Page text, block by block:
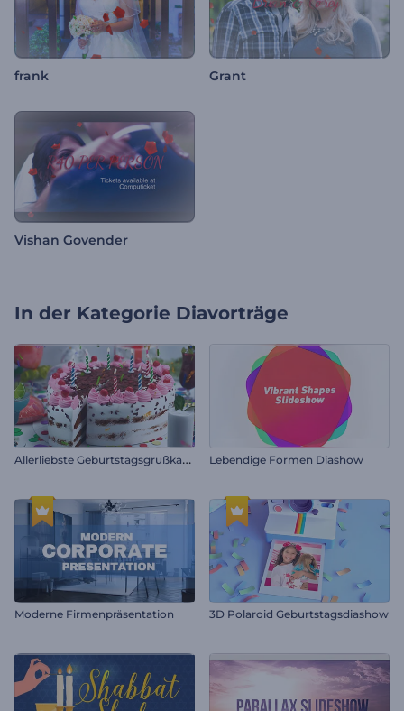
frank Grant
Vishan Govender
In der Kategorie Diavorträge
A
llerliebste Geburtstagsgrußkarte Lebendige Formen Diashow
Moderne Firmenpräsentation 3D Polaroid Geburtstagsdiashow